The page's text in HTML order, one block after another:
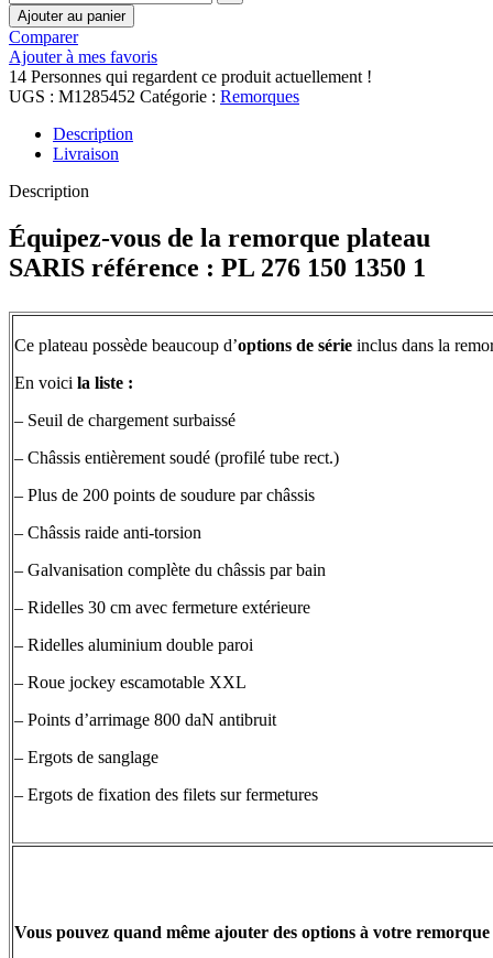
Ajouter au panier
Comparer
Ajouter à mes favoris
14 Personnes qui regardent ce produit actuellement !
UGS : M1285452 Catégorie : Remorques
Description
Livraison
Description
Équipez-vous de la remorque plateau
SARIS référence : PL 276 150 1350 1
Ce plateau possède beaucoup d’options de série inclus dans la
En voici la liste :
– Seuil de chargement surbaissé
– Châssis entièrement soudé (profilé tube rect.)
– Plus de 200 points de soudure par châssis
– Châssis raide anti-torsion
– Galvanisation complète du châssis par bain
– Ridelles 30 cm avec fermeture extérieure
– Ridelles aluminium double paroi
– Roue jockey escamotable XXL
– Points d’arrimage 800 daN antibruit
– Ergots de sanglage
– Ergots de fixation des filets sur fermetures
Vous pouvez quand même ajouter des options à votre